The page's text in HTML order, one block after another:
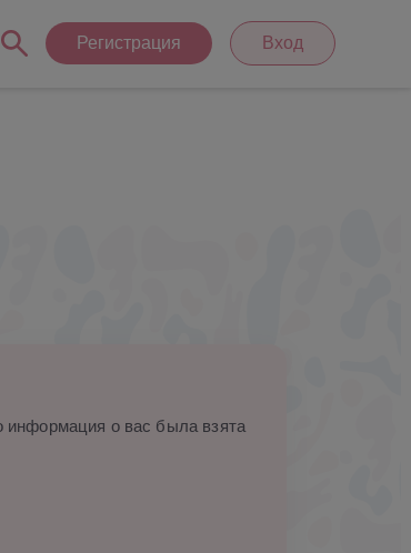
Регистрация Вход
о вас была взята